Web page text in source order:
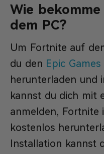
Wie
dem PC?
Um Fortnite auf
du den Epic
herunterladen und
kannst du dich mit
anmelden, Fortnite
kostenlos
Installation kannst